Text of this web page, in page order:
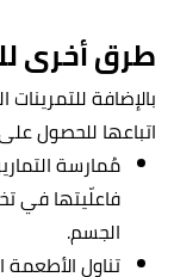
طرق أخرى
بالإضافة
اتباعها للحصول
مُمارسة
فاعلّيتها في
الجسم.
تناول الأطعمة